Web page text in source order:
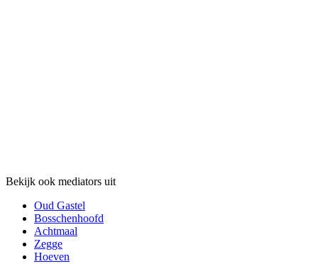
Bekijk ook mediators uit
Oud Gastel
Bosschenhoofd
Achtmaal
Zegge
Hoeven